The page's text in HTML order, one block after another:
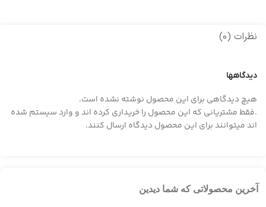
نظرات (0)
دیدگاهها
هیچ دیدگاهی برای این محصول نوشته نشده است.
.فقط مشتریانی که این محصول را خریداری کرده اند و وارد سیستم شده
اند میتوانند برای این محصول دیدگاه ارسال کنند.
آخرین محصولاتی که شما دیدین